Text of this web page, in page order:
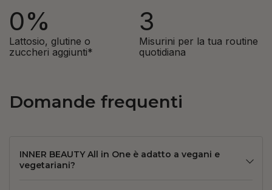
0%
Lattosio, glutine o
zuccheri aggiunti*
3
Misurini per la tua routine
quotidiana
Domande frequenti
INNER BEAUTY All in One è adatto a vegani e
vegetariani?